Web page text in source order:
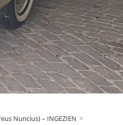
Nuncius) – INGEZIEN >